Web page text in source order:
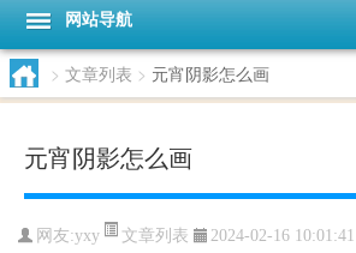
网站导航
> 文章列表 > 元宵阴影怎么画
元宵阴影怎么画
网友:yxy 文章列表 2024-02-16 10:01:41